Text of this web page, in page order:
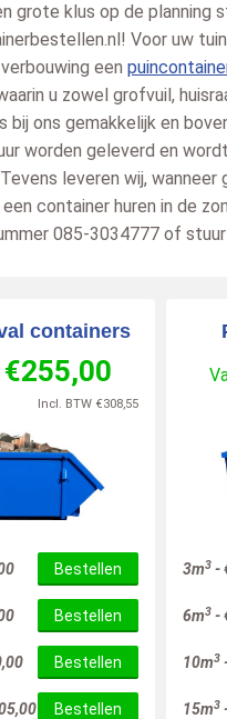
grote klus op de planning
Voor uw
een
u zowel grofvuil,
bij ons gemakkelijk en
worden geleverd en
leveren wij,
een container huren in de
085-3034777 of
containers
€255,00
Incl. BTW €308,55
Bestellen
Bestellen
Bestellen
Bestellen
3m3 -
6m3 -
10m3
15m3